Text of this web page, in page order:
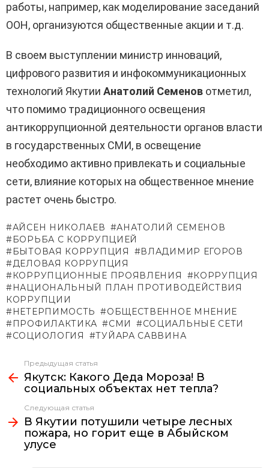
работы, например, как моделирование заседаний
ООН, организуются общественные акции и т.д.
В своем выступлении министр инноваций,
цифрового развития и инфокоммуникационных
технологий Якутии Анатолий Семенов отметил,
что помимо традиционного освещения
антикоррупционной деятельности органов власти
в государственных СМИ, в освещение
необходимо активно привлекать и социальные
сети, влияние которых на общественное мнение
растет очень быстро.
АЙСЕН НИКОЛАЕВ
АНАТОЛИЙ СЕМЕНОВ
БОРЬБА С КОРРУПЦИЕЙ
БЫТОВАЯ КОРРУПЦИЯ
ВЛАДИМИР ЕГОРОВ
ДЕЛОВАЯ КОРРУПЦИЯ
КОРРУПЦИОННЫЕ ПРОЯВЛЕНИЯ
КОРРУПЦИЯ
НАЦИОНАЛЬНЫЙ ПЛАН ПРОТИВОДЕЙСТВИЯ
КОРРУПЦИИ
НЕТЕРПИМОСТЬ
ОБЩЕСТВЕННОЕ МНЕНИЕ
ПРОФИЛАКТИКА
СМИ
СОЦИАЛЬНЫЕ СЕТИ
СОЦИОЛОГИЯ
ТУЙАРА САВВИНА
Узнать
больше
Предыдущая статья
Якутск: Какого Деда Мороза! В
социальных объектах нет тепла?
Следующая статья
В Якутии потушили четыре лесных
пожара, но горит еще в Абыйском
улусе